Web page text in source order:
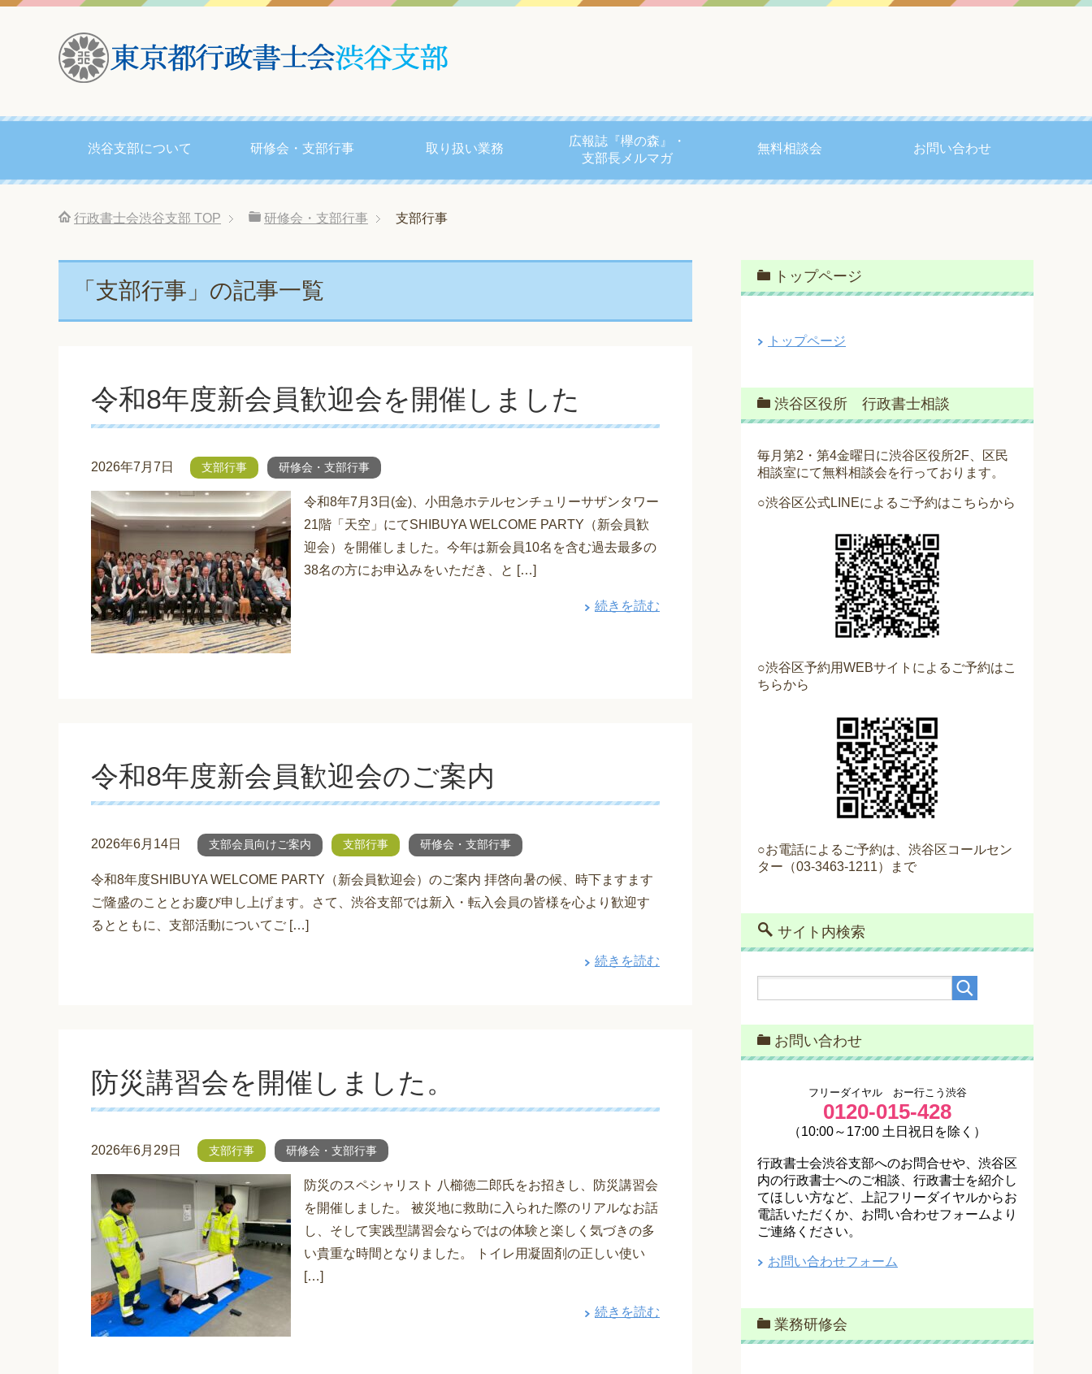
渋谷支部について 研修会・支部行事 取り扱い業務
広報誌『欅の森』・
支部長メルマガ
無料相談会 お問い合わせ
行政書士会渋谷支部 TOP 研修会・支部行事 支部行事
「支部行事」の記事一覧
令和8年度新会員歓迎会を開催しました
2026年7月7日 支部行事 研修会・支部行事
令和8年7月3日(金)、小田急ホテルセンチュリーサザンタワー
21階「天空」にてSHIBUYA WELCOME PARTY（新会員歓
迎会）を開催しました。今年は新会員10名を含む過去最多の
38名の方にお申込みをいただき、と […]
続きを読む
令和8年度新会員歓迎会のご案内
2026年6月14日 支部会員向けご案内 支部行事 研修会・支部行事
令和8年度SHIBUYA WELCOME PARTY（新会員歓迎会）のご案内 拝啓向暑の候、時下ますます
ご隆盛のこととお慶び申し上げます。さて、渋谷支部では新入・転入会員の皆様を心より歓迎す
るとともに、支部活動についてご […]
続きを読む
防災講習会を開催しました。
2026年6月29日 支部行事 研修会・支部行事
防災のスペシャリスト 八櫛徳二郎氏をお招きし、防災講習会
を開催しました。 被災地に救助に入られた際のリアルなお話
し、そして実践型講習会ならではの体験と楽しく気づきの多
い貴重な時間となりました。 トイレ用凝固剤の正しい使い
[…]
続きを読む
トップページ
トップページ
渋谷区役所 行政書士相談
毎月第2・第4金曜日に渋谷区役所2F、区民
相談室にて無料相談会を行っております。
○渋谷区公式LINEによるご予約はこちらから
○渋谷区予約用WEBサイトによるご予約はこ
ちらから
○お電話によるご予約は、渋谷区コールセン
ター（03-3463-1211） まで
サイト内検索
お問い合わせ
フリーダイヤル おー行こう渋谷
0120-015-428
（10:00～17:00 土日祝日を除く）
行政書士会渋谷支部へのお問合せや、渋谷区
内の行政書士へのご相談、行政書士を紹介し
てほしい方など、上記フリーダイヤルからお
電話いただくか、お問い合わせフォームより
ご連絡ください。
お問い合わせフォーム
業務研修会